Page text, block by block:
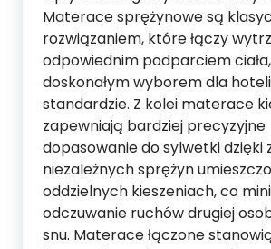
Materace sprężynowe są
rozwiązaniem, które łączy
odpowiednim podparciem
doskonałym wyborem dla
standardzie. Z kolei materace
zapewniają bardziej precyzyjne
dopasowanie do sylwetki dzięki
niezależnych sprężyn
oddzielnych kieszeniach, co
odczuwanie ruchów drugiej
snu. Materace łączone